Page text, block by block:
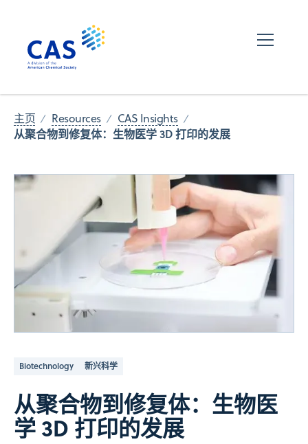
主页 Resources CAS Insights
从聚合物到修复体：生物医学 3D 打印的发展
Biotechnology 新兴科学
从聚合物到修复体：生物医
学 3D 打印的发展